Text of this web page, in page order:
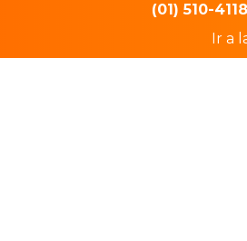
(01) 510-
Ir a